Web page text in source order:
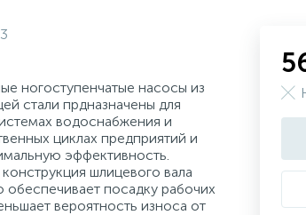
ногоступенчатые насосы из
стали прдназначены для
водоснабжения и
циклах предприятий и
эффективность.
шлицевого вала
обеспечивает посадку рабочих
вероятность износа от